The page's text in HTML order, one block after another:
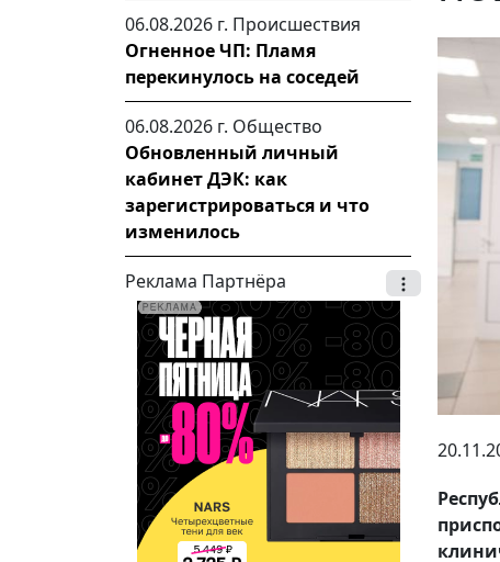
06.08.2026 г. Происшествия
Огненное ЧП: Пламя
перекинулось на соседей
06.08.2026 г. Общество
Обновленный личный
кабинет ДЭК: как
зарегистрироваться и что
изменилось
Реклама Партнёра